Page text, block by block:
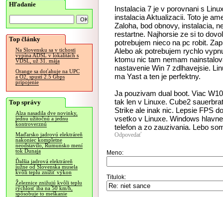
Hľadanie
Top články
Na Slovensku sa v tichosti
vypína ADSL v lokalitách s
VDSL, už 31. mája
Orange sa doťahuje na UPC
a O2, spustí 2.5 Gbps
pripojenie
Top správy
Alza nasadila dve novinky,
jednu užitočnú a jednu
kontroverznú
Maďarsko jadrovú elektráreň
nakoniec kompletne
neodstavilo, Rumunsko mení
tok Dunaja
Ďalšia jadrová elektráreň
južne od Slovenska musela
kvôli teplu znížiť výkon
Železnice znižujú kvôli teplu
rýchlosť iba na 50 km/h,
spôsobuje to meškanie
Instalacia 7 je v porovnani s
instalacia Aktualizacii. Toto je
Zaloha, bod obnovy, instalacia,
restartne. Najhorsie ze si to
potrebujem nieco na pc robit.
Alebo ak potrebujem rychlo
ktomu nic tam nemam
nastavenie Win 7 zdlhavejsie.
ma Yast a ten je perfektny.
Ja pouzivam dual boot. Viac
tak len v Linuxe. Cube2
Strike ale inak nic. Lepsie FPS
vsetko v Linuxe. Windows
telefon a zo zauzivania. Lebo
Odpovedať
Meno:
Titulok: